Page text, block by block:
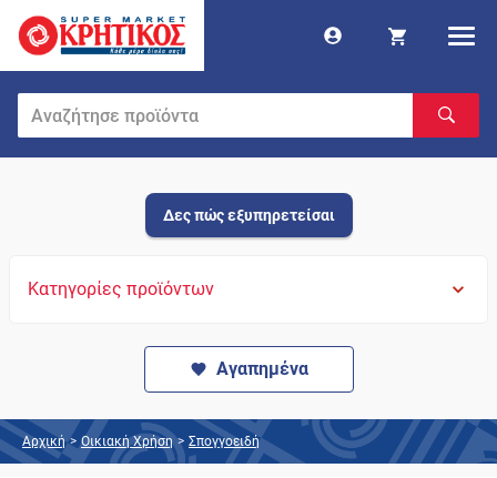
Δες πώς εξυπηρετείσαι
Κατηγορίες προϊόντων
Αγαπημένα
Αρχική > Οικιακή Χρήση > Σπογγοειδή